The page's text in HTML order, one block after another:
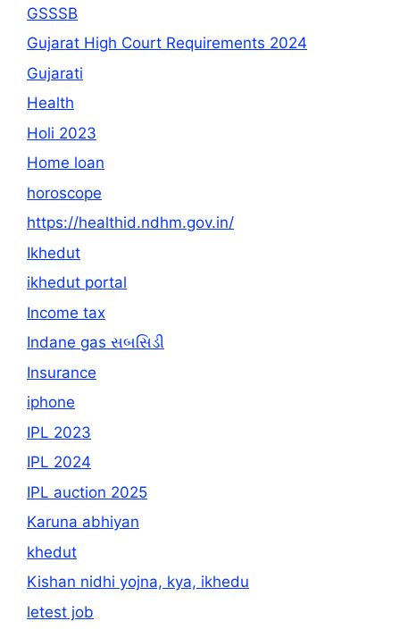
GSSSB
Gujarat High Court Requirements 2024
Gujarati
Health
Holi 2023
Home loan
horoscope
https://healthid.ndhm.gov.in/
Ikhedut
ikhedut portal
Income tax
Indane gas સબસિડી
Insurance
iphone
IPL 2023
IPL 2024
IPL auction 2025
Karuna abhiyan
khedut
Kishan nidhi yojna, kya, ikhedu
letest job